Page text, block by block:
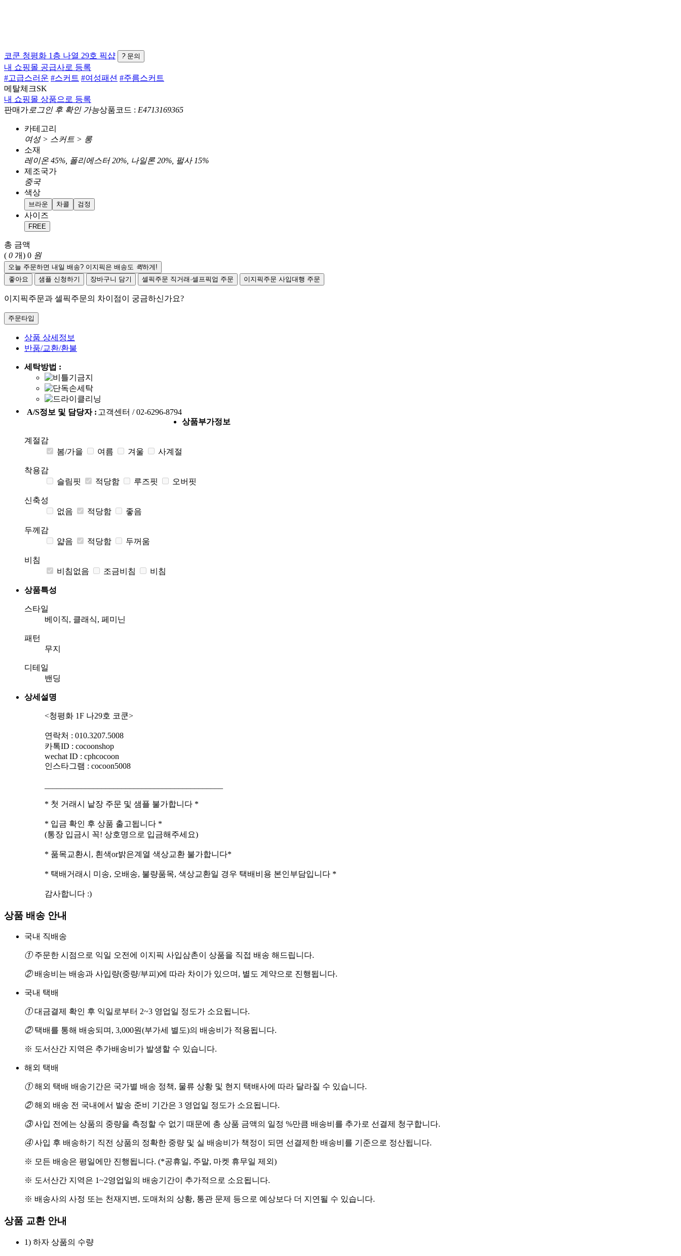
코쿤 청평화 1층 나열 29호 픽샵 ? 문의
내 쇼핑몰 공급사로 등록
#고급스러운 #스커트 #여성패션 #주름스커트
메탈체크SK
내 쇼핑몰 상품으로 등록
판매가 로그인 후 확인 가능상품코드 : E4713169365
카테고리
여성 > 스커트 > 롱
소재
레이온 45%, 폴리에스터 20%, 나일론 20%, 펄사 15%
제조국가
중국
색상
브라운 차콜 검정
사이즈
FREE
총 금액
( 0 개) 0 원
오늘 주문하면 내일 배송? 이지픽은 배송도 퀵하게!
좋아요
샘플 신청하기 장바구니 담기 셀픽주문 직거래·셀프픽업 주문 이지픽주문 사입대행 주문
이지픽주문과 셀픽주문의 차이점이 궁금하신가요?
주문타입
상품 상세정보
반품/교환/환불
세탁방법 :
A/S정보 및 담당자 : 고객센터 / 02-6296-8794
상품부가정보
계절감
봄/가을
여름 겨울 사계절
착용감
슬림핏
적당함 루즈핏 오버핏
신축성
없음
적당함 좋음
두께감
얇음
적당함 두꺼움
비침
비침없음
조금비침 비침
상품특성
스타일
베이직, 클래식, 페미닌
패턴
무지
디테일
밴딩
상세설명
<청평화 1F 나29호 코쿤>
연락처 : 010.3207.5008
카톡ID : cocoonshop
wechat ID : cphcocoon
인스타그램 : cocoon5008
* 첫 거래시 낱장 주문 및 샘플 불가합니다 *
* 입금 확인 후 상품 출고됩니다 *
(통장 입금시 꼭! 상호명으로 입금해주세요)
* 품목교환시, 흰색or밝은계열 색상교환 불가합니다*
* 택배거래시 미송, 오배송, 불량품목, 색상교환일 경우 택배비용 본인부담입니다 *
상품 배송 안내
국내 직배송
①주문한 시점으로 익일 오전에 이지픽 사입삼촌이 상품을 직접 배송 해드립니다.
②배송비는 배송과 사입량(중량/부피)에 따라 차이가 있으며, 별도 계약으로 진행됩니다.
국내 택배
①대금결제 확인 후 익일로부터 2~3 영업일 정도가 소요됩니다.
②택배를 통해 배송되며, 3,000원(부가세 별도)의 배송비가 적용됩니다.
※ 도서산간 지역은 추가배송비가 발생할 수 있습니다.
해외 택배
①해외 택배 배송기간은 국가별 배송 정책, 물류 상황 및 현지 택배사에 따라 달라질 수 있습니다.
②해외 배송 전 국내에서 발송 준비 기간은 3 영업일 정도가 소요됩니다.
③사입 전에는 상품의 중량을 측정할 수 없기 때문에 총 상품 금액의 일정 %만큼 배송비를 추가로 선결제 청구합니다.
④사입 후 배송하기 직전 상품의 정확한 중량 및 실 배송비가 책정이 되면 선결제한 배송비를 기준으로 정산됩니다.
※ 모든 배송은 평일에만 진행됩니다. (*공휴일, 주말, 마켓 휴무일 제외)
※ 도서산간 지역은 1~2영업일의 배송기간이 추가적으로 소요됩니다.
※ 배송사의 사정 또는 천재지변, 도매처의 상황, 통관 문제 등으로 예상보다 더 지연될 수 있습니다.
상품 교환 안내
1) 하자 상품의 수량